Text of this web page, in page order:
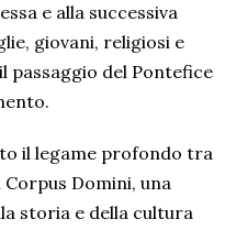
e alla successiva
giovani, religiosi e
passaggio del Pontefice
il legame profondo tra
Corpus Domini, una
storia e della cultura